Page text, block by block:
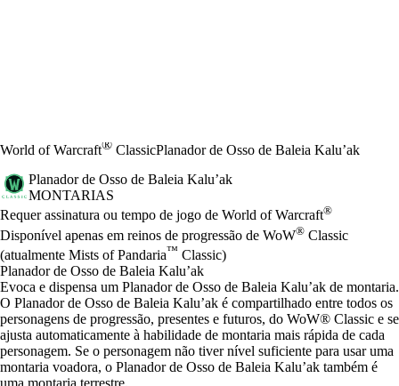
World of Warcraft® ClassicPlanador de Osso de Baleia Kalu’ak
Planador de Osso de Baleia Kalu’ak
MONTARIAS
Preço
Available actions
Requer assinatura ou tempo de jogo de World of Warcraft®
Disponível apenas em reinos de progressão de WoW® Classic
(atualmente Mists of Pandaria™ Classic)
Planador de Osso de Baleia Kalu’ak
Evoca e dispensa um Planador de Osso de Baleia Kalu’ak de montaria.
O Planador de Osso de Baleia Kalu’ak é compartilhado entre todos os
personagens de progressão, presentes e futuros, do WoW® Classic e se
ajusta automaticamente à habilidade de montaria mais rápida de cada
personagem. Se o personagem não tiver nível suficiente para usar uma
montaria voadora, o Planador de Osso de Baleia Kalu’ak também é
uma montaria terrestre.